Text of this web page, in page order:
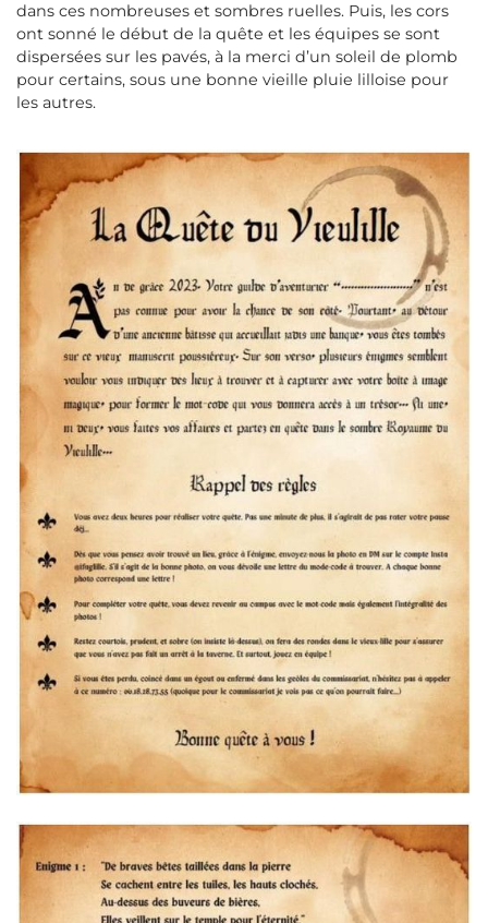
dans ces nombreuses et sombres ruelles. Puis, les cors
ont sonné le début de la quête et les équipes se sont
dispersées sur les pavés, à la merci d’un soleil de plomb
pour certains, sous une bonne vieille pluie lilloise pour
les autres.